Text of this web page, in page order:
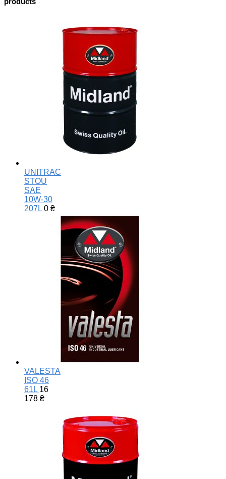
UNITRAC
STOU
SAE
10W-30
207L 0 ₴
VALESTA
ISO 46
61L 16
178 ₴